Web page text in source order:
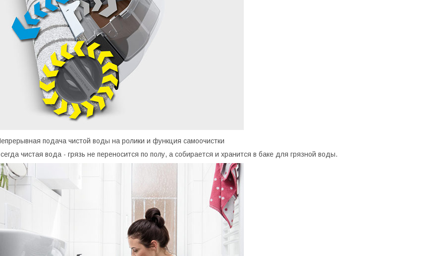
подача чистой воды на ролики и функция самоочистки
чистая вода - грязь не переносится по полу, а собирается и хранится в баке для грязной воды.